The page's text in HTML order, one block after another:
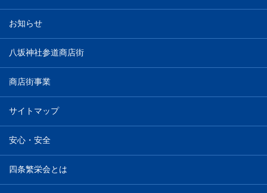
お知らせ
八坂神社参道商店街
商店街事業
サイトマップ
安心・安全
四条繁栄会とは